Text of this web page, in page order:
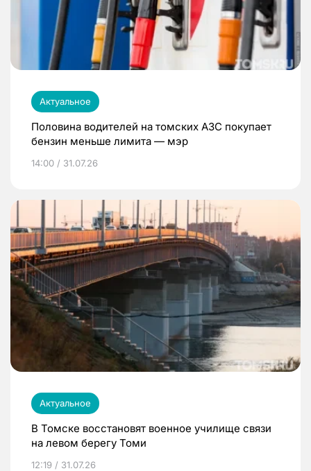
Актуальное
Половина водителей на томских АЗС покупает
бензин меньше лимита — мэр
14:00 / 31.07.26
Актуальное
В Томске восстановят военное училище связи
на левом берегу Томи
12:19 / 31.07.26